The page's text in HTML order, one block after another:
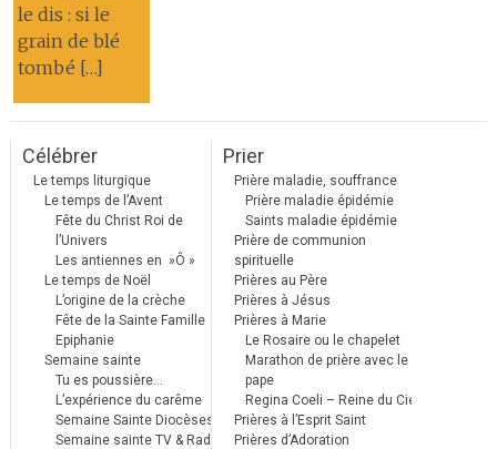
le dis : si le
grain de blé
tombé […]
Célébrer
Le temps liturgique
Le temps de l’Avent
Fête du Christ Roi de
l’Univers
Les antiennes en »Ô »
Le temps de Noël
L’origine de la crèche
Fête de la Sainte Famille
Epiphanie
Semaine sainte
Tu es poussière…
L’expérience du carême
Semaine Sainte Diocèses
Semaine sainte TV & Radio
Prier
Prière maladie, souffrance
Prière maladie épidémie
Saints maladie épidémie
Prière de communion
spirituelle
Prières au Père
Prières à Jésus
Prières à Marie
Le Rosaire ou le chapelet
Marathon de prière avec le
pape
Regina Coeli – Reine du Ciel
Prières à l’Esprit Saint
Prières d’Adoration